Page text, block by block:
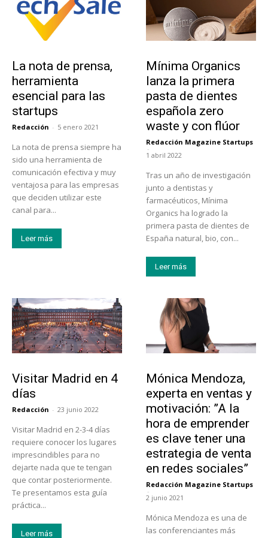
La nota de prensa,
herramienta
esencial para las
startups
Redacción - 5 enero 2021
La nota de prensa siempre ha
sido una herramienta de
comunicación efectiva y muy
ventajosa para las empresas
que deciden utilizar este
canal para...
Leer más
Mínima Organics
lanza la primera
pasta de dientes
española zero
waste y con flúor
Redacción Magazine Startups
-
1 abril 2022
Tras un año de investigación
junto a dentistas y
farmacéuticos, Mínima
Organics ha logrado la
primera pasta de dientes de
España natural, bio, con...
Leer más
Visitar Madrid en 4
días
Redacción - 23 junio 2022
Visitar Madrid en 2-3-4 días
requiere conocer los lugares
imprescindibles para no
dejarte nada que te tengan
que contar posteriormente.
Te presentamos esta guía
práctica...
Leer más
Mónica Mendoza,
experta en ventas y
motivación: ”A la
hora de emprender
es clave tener una
estrategia de venta
en redes sociales”
Redacción Magazine Startups
-
2 junio 2021
Mónica Mendoza es una de
las conferenciantes más